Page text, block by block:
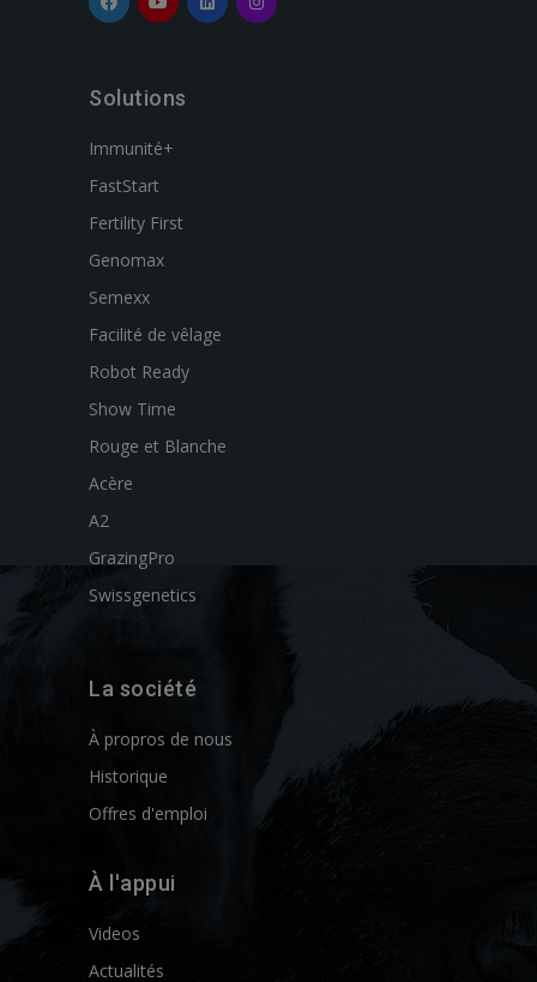
Solutions
Immunité+
FastStart
Fertility First
Genomax
Semexx
Facilité de vêlage
Robot Ready
Show Time
Rouge et Blanche
Acère
A2
GrazingPro
Swissgenetics
La société
À propros de nous
Historique
Offres d'emploi
À l'appui
Videos
Actualités